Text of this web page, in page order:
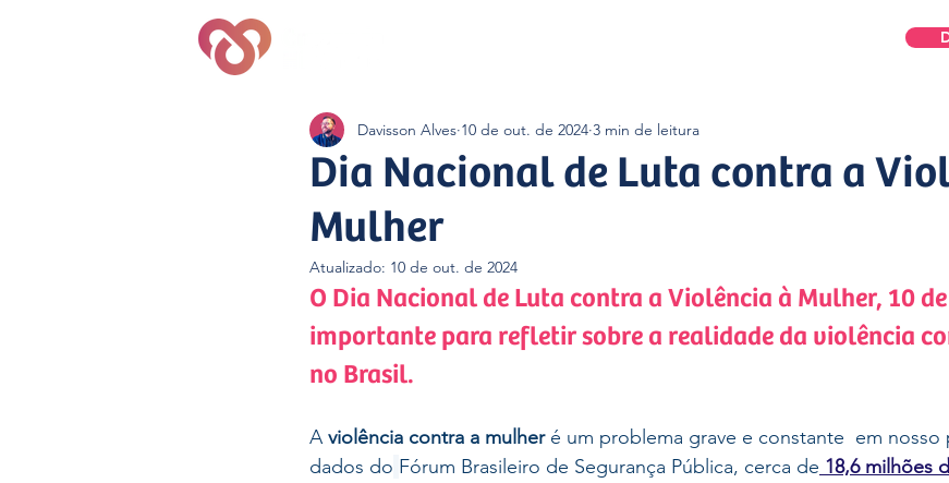
Dia Nacional de Luta contra a
Mulher
Davisson Alves 10 de out. de 2024 3 min de leitura
Atualizado: 10 de out. de 2024
O Dia Nacional de Luta contra a Violência à Mulher, 10
importante para refletir sobre a realidade da violência
no Brasil.
A violência contra a mulher é um problema grave e constante  em nosso
dados do Fórum Brasileiro de Segurança Pública, cerca de 18,6 milhões